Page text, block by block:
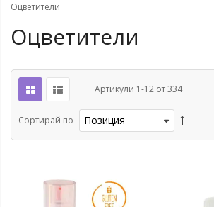
Оцветители
Оцветители
Артикули 1-12 от334
Сортирай по